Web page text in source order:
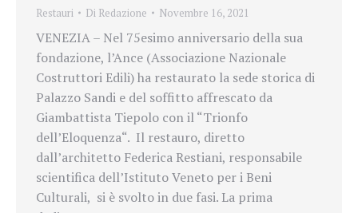
Restauri Di Redazione Novembre 16, 2021
VENEZIA – Nel 75esimo anniversario della sua
fondazione, l’Ance (Associazione Nazionale
Costruttori Edili) ha restaurato la sede storica di
Palazzo Sandi e del soffitto affrescato da
Giambattista Tiepolo con il “Trionfo
dell’Eloquenza“. Il restauro, diretto
dall’architetto Federica Restiani, responsabile
scientifica dell’Istituto Veneto per i Beni
Culturali, si è svolto in due fasi. La prima